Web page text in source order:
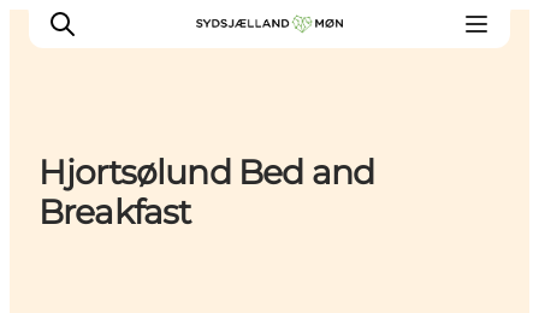
Erleben
Hjortsølund Bed and
Breakfast